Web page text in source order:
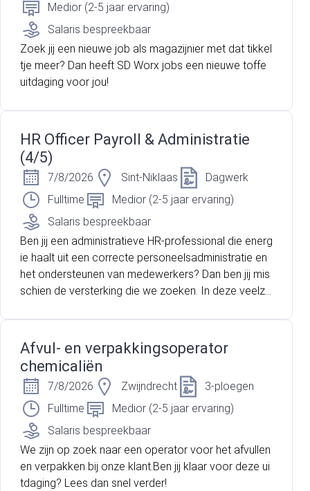
Medior (2-5 jaar ervaring)
Salaris bespreekbaar
Zoek jij een nieuwe job als magazijnier met dat tikkel
tje meer? Dan heeft SD Worx jobs een nieuwe toffe
uitdaging voor jou!
HR Officer Payroll & Administratie
(4/5)
7/8/2026 Sint-Niklaas
Dagwerk
Fulltime
Medior (2-5 jaar ervaring)
Salaris bespreekbaar
Ben jij een administratieve HR-professional die energ
ie haalt uit een correcte personeelsadministratie en
het ondersteunen van medewerkers? Dan ben jij mis
schien de versterking die we zoeken. In deze veelzij
kse HR-beheer van een organisatie met een vijftigtal
medewerkers. Je combineert payroll, personeelsad
ministratie, rekrutering en preventie binnen één uitda
gende rol.
Afvul- en verpakkingsoperator
chemicaliën
7/8/2026 Zwijndrecht
3-ploegen
Fulltime
Medior (2-5 jaar ervaring)
Salaris bespreekbaar
We zijn op zoek naar een operator voor het afvullen
en verpakken bij onze klant.Ben jij klaar voor deze ui
tdaging? Lees dan snel verder!